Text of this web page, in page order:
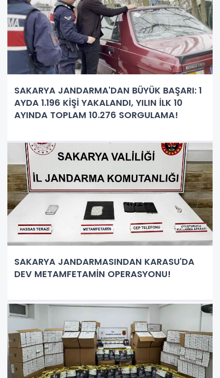
SAKARYA JANDARMA'DAN BÜYÜK BAŞARI: 1
AYDA 1.196 KİŞİ YAKALANDI, YILIN İLK 10
AYINDA TOPLAM 10.276 SORGULAMA!
SAKARYA JANDARMASINDAN KARASU'DA
DEV METAMFETAMİN OPERASYONU!